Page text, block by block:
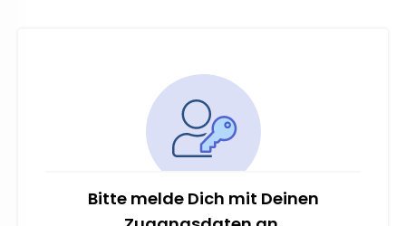
Bitte melde Dich mit Deinen